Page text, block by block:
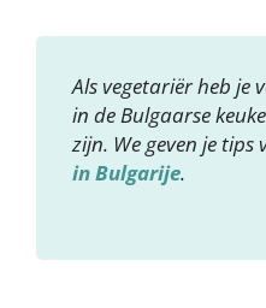
Als vegetariër heb je
in de Bulgaarse
zijn. We geven je tips
in Bulgarije.